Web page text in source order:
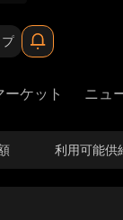
ーケット ニュ
利用可能供